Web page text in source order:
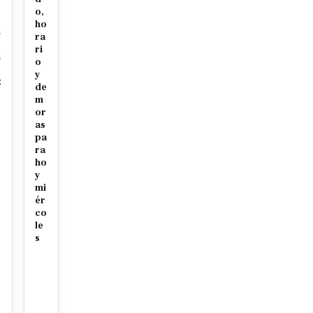
o,
ho
ra
ri
o
y
de
m
or
as
pa
ra
ho
y
mi
ér
co
le
s